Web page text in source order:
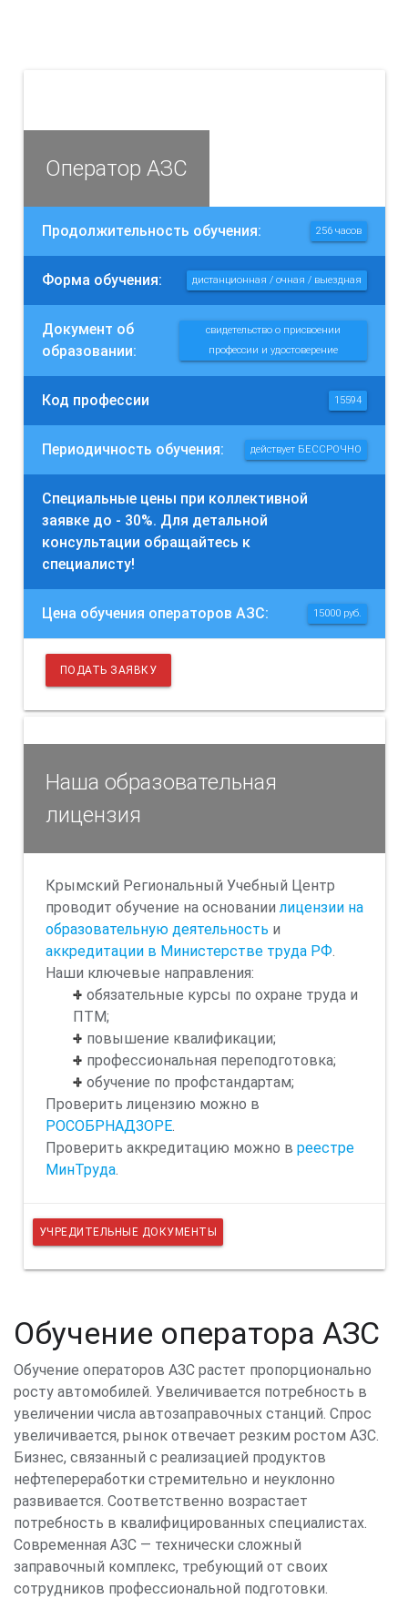
Оператор АЗС
Продолжительность обучения: 256 часов
Форма обучения: дистанционная / очная / выездная
Документ об
образовании:
свидетельство о присвоении
профессии и удостоверение
Код профессии 15594
Периодичность обучения: действует БЕССРОЧНО
Специальные цены при коллективной
заявке до - 30%. Для детальной
консультации обращайтесь к
специалисту!
Цена обучения операторов АЗС: 15000руб.
ПОДАТЬ ЗАЯВКУ
Наша образовательная
лицензия
Крымский Региональный Учебный Центр
проводит обучение на основаниилицензии на
образовательную деятельность и
аккредитации в Министерстве труда РФ.
Наши ключевые направления:
обязательные курсы по охране труда и
ПТМ;
повышение квалификации;
профессиональная переподготовка;
обучение по профстандартам;
Проверить лицензию можно в
РОСОБРНАДЗОРЕ.
Проверить аккредитацию можно в реестре
МинТруда.
УЧРЕДИТЕЛЬНЫЕ ДОКУМЕНТЫ
Обучение оператора АЗС
Обучение операторов АЗС растет пропорционально
росту автомобилей. Увеличивается потребность в
увеличении числа автозаправочных станций. Спрос
увеличивается, рынок отвечает резким ростом АЗС.
Бизнес, связанный с реализацией продуктов
нефтепереработки стремительно и неуклонно
развивается. Соответственно возрастает
потребность в квалифицированных специалистах.
Современная АЗС — технически сложный
заправочный комплекс, требующий от своих
сотрудников профессиональной подготовки.